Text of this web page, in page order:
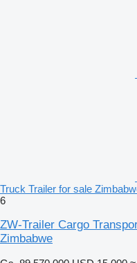
Truck Trailer for sale
6
ZW-Trailer Cargo
Zimbabwe